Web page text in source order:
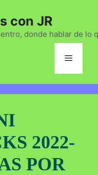
con JR
donde hablar de lo
Menú
2022-
POR